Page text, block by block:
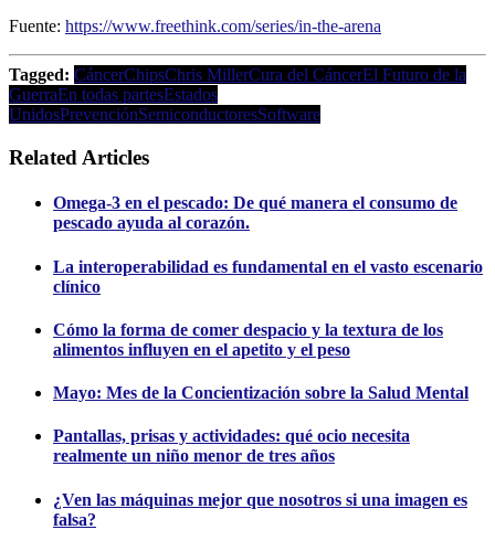
Fuente: https://www.freethink.com/series/in-the-arena
Tagged: CáncerChipsChris MillerCura del CáncerEl Futuro de la
GuerraEn todas partesEstados
UnidosPrevenciónSemiconductoresSoftware
Related Articles
Omega-3 en el pescado: De qué manera el consumo de
pescado ayuda al corazón.
La interoperabilidad es fundamental en el vasto escenario
clínico
Cómo la forma de comer despacio y la textura de los
alimentos influyen en el apetito y el peso
Mayo: Mes de la Concientización sobre la Salud Mental
Pantallas, prisas y actividades: qué ocio necesita
realmente un niño menor de tres años
¿Ven las máquinas mejor que nosotros si una imagen es
falsa?